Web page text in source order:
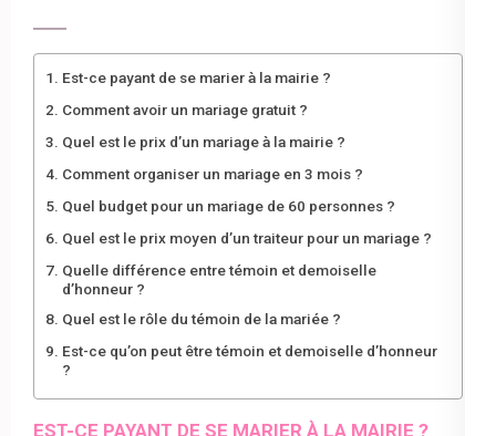
Est-ce payant de se marier à la mairie ?
Comment avoir un mariage gratuit ?
Quel est le prix d’un mariage à la mairie ?
Comment organiser un mariage en 3 mois ?
Quel budget pour un mariage de 60 personnes ?
Quel est le prix moyen d’un traiteur pour un mariage ?
Quelle différence entre témoin et demoiselle
d’honneur ?
Quel est le rôle du témoin de la mariée ?
Est-ce qu’on peut être témoin et demoiselle d’honneur
?
EST-CE PAYANT DE SE MARIER À LA MAIRIE ?